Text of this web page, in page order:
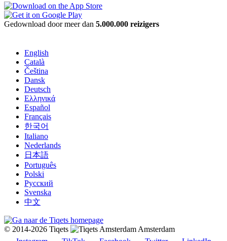
Gedownload door meer dan 5.000.000 reizigers
English
Català
Čeština
Dansk
Deutsch
Ελληνικά
Español
Français
한국어
Italiano
Nederlands
日本語
Português
Polski
Русский
Svenska
中文
© 2014-2026 Tiqets
Amsterdam